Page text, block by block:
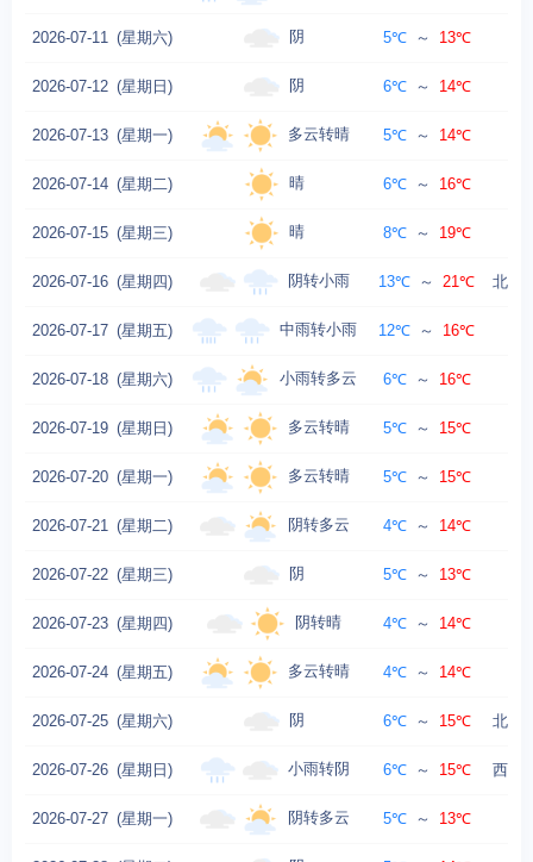
2026-07-11 (星期六) 阴 5℃ ～ 13℃
2026-07-12 (星期日) 阴 6℃ ～ 14℃
2026-07-13 (星期一) 多云转晴 5℃ ～ 14℃
2026-07-14 (星期二) 晴 6℃ ～ 16℃
2026-07-15 (星期三) 晴 8℃ ～ 19℃
2026-07-16 (星期四) 阴转小雨 13℃ ～ 21℃ 北风
2026-07-17 (星期五) 中雨转小雨 12℃ ～ 16℃
2026-07-18 (星期六) 小雨转多云 6℃ ～ 16℃
2026-07-19 (星期日) 多云转晴 5℃ ～ 15℃
2026-07-20 (星期一) 多云转晴 5℃ ～ 15℃
2026-07-21 (星期二) 阴转多云 4℃ ～ 14℃
2026-07-22 (星期三) 阴 5℃ ～ 13℃
2026-07-23 (星期四) 阴转晴 4℃ ～ 14℃
2026-07-24 (星期五) 多云转晴 4℃ ～ 14℃
2026-07-25 (星期六) 阴 6℃ ～ 15℃ 北风
2026-07-26 (星期日) 小雨转阴 6℃ ～ 15℃ 西北
2026-07-27 (星期一) 阴转多云 5℃ ～ 13℃